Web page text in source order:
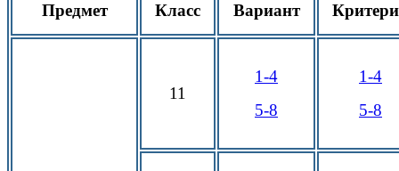
Предмет Класс Вариант
11
1-4
5-8
1-4
5-8